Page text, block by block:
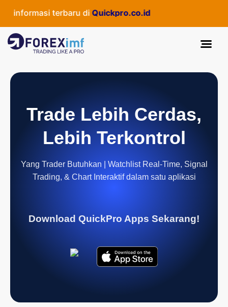
terbaru di Quickpro.co.id
Trade Lebih Cerdas,
Lebih Terkontrol
Yang Trader Butuhkan | Watchlist Real-Time, Signal
Trading, & Chart Interaktif dalam satu aplikasi
Download QuickPro Apps Sekarang!